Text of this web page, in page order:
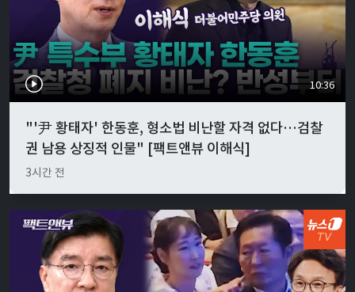
10:36
"'尹 황태자' 한동훈, 형소법 비난할 자격 없다…검찰
권 남용 상징적 인물" [팩트앤뷰 이해식]
3시간 전